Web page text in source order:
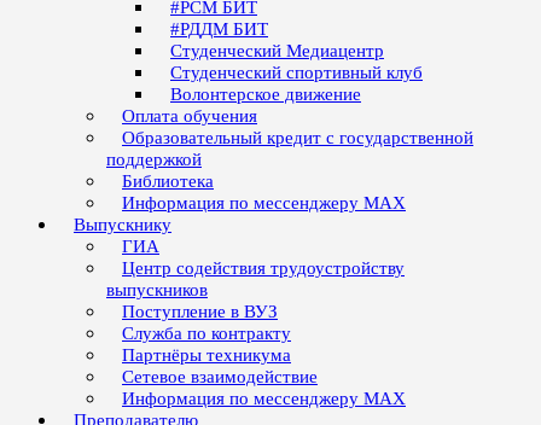
#РСМ БИТ
#РДДМ БИТ
Студенческий Медиацентр
Студенческий спортивный клуб
Волонтерское движение
Оплата обучения
Образовательный кредит с государственной
поддержкой
Библиотека
Информация по мессенджеру MAX
Выпускнику
ГИА
Центр содействия трудоустройству
выпускников
Поступление в ВУЗ
Служба по контракту
Партнёры техникума
Сетевое взаимодействие
Информация по мессенджеру MAX
Преподавателю